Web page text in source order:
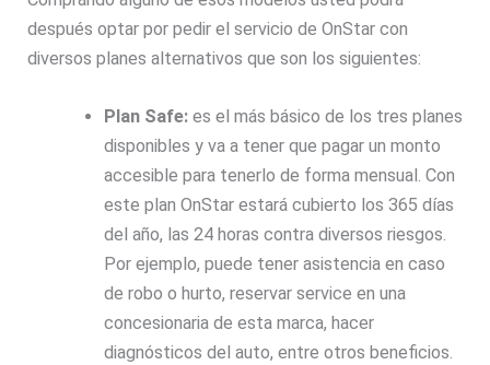
después optar por pedir el servicio de OnStar con
diversos planes alternativos que son los siguientes:
Plan Safe: es el más básico de los tres planes
disponibles y va a tener que pagar un monto
accesible para tenerlo de forma mensual. Con
este plan OnStar estará cubierto los 365 días
del año, las 24 horas contra diversos riesgos.
Por ejemplo, puede tener asistencia en caso
de robo o hurto, reservar service en una
concesionaria de esta marca, hacer
diagnósticos del auto, entre otros beneficios.